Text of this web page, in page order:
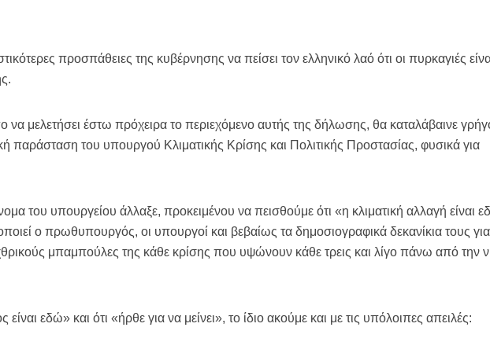
προσπάθειες της κυβέρνησης να πείσει τον ελληνικό λαό ότι οι πυρκαγιές
μελετήσει έστω πρόχειρα το περιεχόμενο αυτής της δήλωσης, θα καταλάβαινε
παράσταση του υπουργού Κλιματικής Κρίσης και Πολιτικής Προστασίας, φυσικά για
του υπουργείου άλλαξε, προκειμένου να πεισθούμε ότι «η κλιματική αλλαγή είναι
ο πρωθυπουργός, οι υπουργοί και βεβαίως τα δημοσιογραφικά δεκανίκια τους
μπαμπούλες της κάθε κρίσης που υψώνουν κάθε τρεις και λίγο πάνω από την
εδώ» και ότι «ήρθε για να μείνει», το ίδιο ακούμε και με τις υπόλοιπες απειλές: